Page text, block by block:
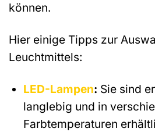
können.
Hier einige Tipps zur
Leuchtmittels:
LED-Lampen: Sie sind
langlebig und in
Farbtemperaturen